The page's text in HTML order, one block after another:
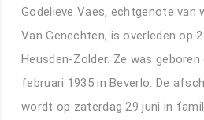
Godelieve Vaes, echtgenote van
Van Genechten, is overleden op
Heusden-Zolder. Ze was geboren
februari 1935 in Beverlo. De
wordt op zaterdag 29 juni in